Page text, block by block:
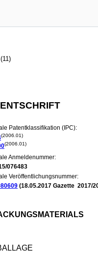
(11)
Patentklassifikation (IPC):
(2006.01)
(2006.01)
Anmeldenummer:
076483
Veröffentlichungsnummer:
(18.05.2017 Gazette 2017/